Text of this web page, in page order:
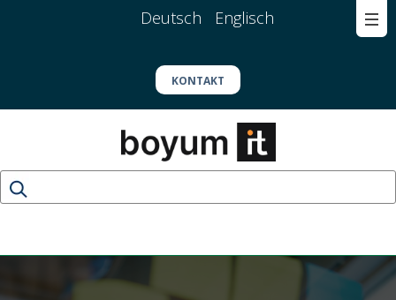
Deutsch Englisch
KONTAKT